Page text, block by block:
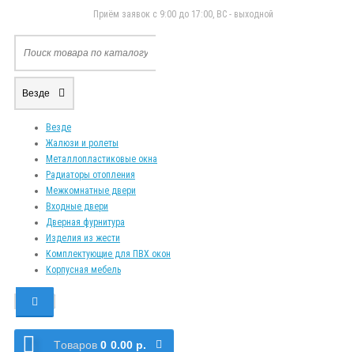
Приём заявок с 9:00 до 17:00, ВС - выходной
Везде
Везде
Жалюзи и ролеты
Металлопластиковые окна
Радиаторы отопления
Межкомнатные двери
Входные двери
Дверная фурнитура
Изделия из жести
Комплектующие для ПВХ окон
Корпусная мебель
Tоваров 0 0.00 р.